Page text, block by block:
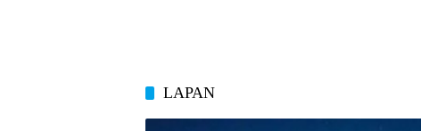
LAPAN